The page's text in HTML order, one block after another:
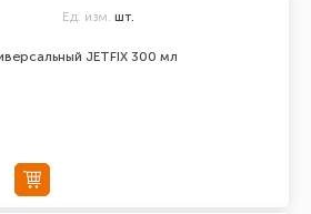
JETFIX 300 мл
Ед. изм. шт.